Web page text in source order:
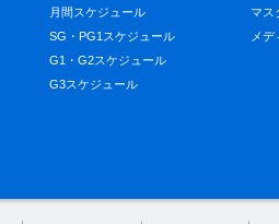
月間スケジュール
SG・PG1スケジュール
G1・G2スケジュール
G3スケジュール
マス
メデ